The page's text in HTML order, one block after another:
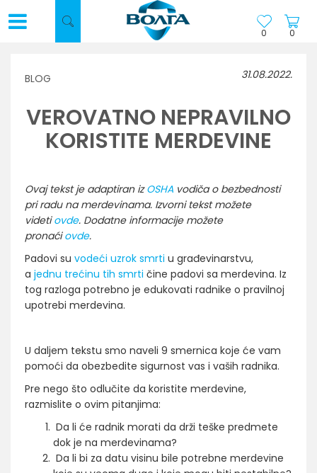
0
0
BLOG 31.08.2022.
VEROVATNO NEPRAVILNO
KORISTITE MERDEVINE
Ovaj tekst je adaptiran izOSHA vodiča o bezbednosti
pri radu na merdevinama. Izvorni tekst možete
videtiovde. Dodatne informacije možete
pronaćiovde.
Padovi su vodeći uzrok smrti u građevinarstvu,
a jednu trećinu tih smrti čine padovi sa merdevina. Iz
tog razloga potrebno je edukovati radnike o pravilnoj
upotrebi merdevina.
U daljem tekstu smo naveli 9 smernica koje će vam
pomoći da obezbedite sigurnost vas i vaših radnika.
Pre nego što odlučite da koristite merdevine,
razmislite o ovim pitanjima:
Da li će radnik morati da drži teške predmete
dok je na merdevinama?
Da li bi za datu visinu bile potrebne merdevine